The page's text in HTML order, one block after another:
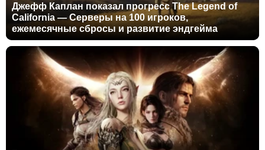
Джефф Каплан показал прогресс The Legend of
California — Серверы на 100 игроков,
ежемесячные сбросы и развитие эндгейма